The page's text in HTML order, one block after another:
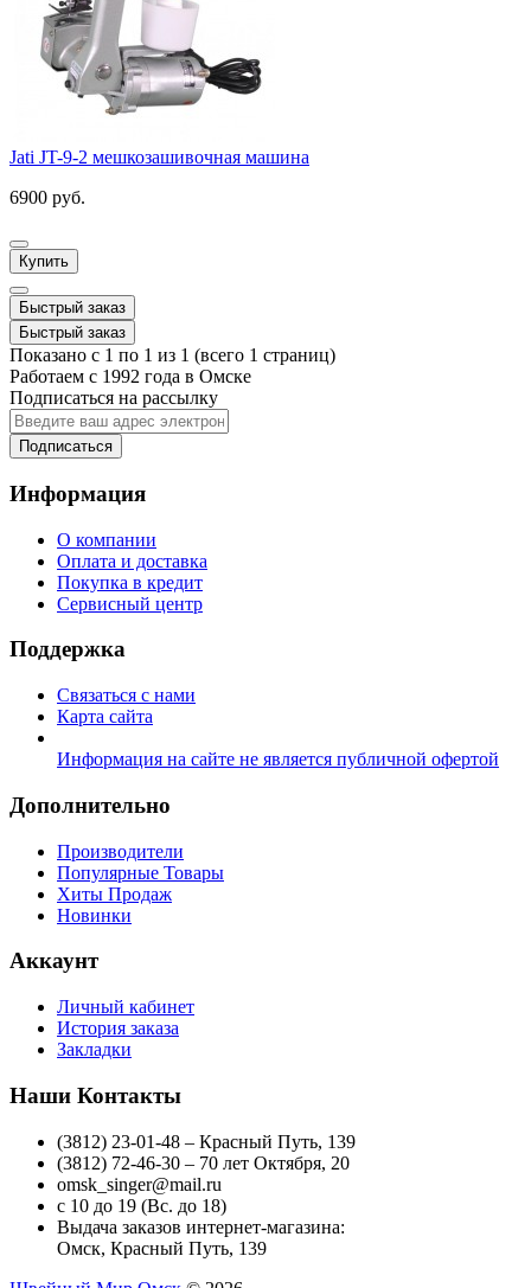
Jati JT-9-2 мешкозашивочная машина
6900 руб.
Купить
Быстрый заказ
Быстрый заказ
Показано с 1 по 1 из 1 (всего 1 страниц)
Работаем с 1992 года в Омске
Подписаться на рассылку
Подписаться
Информация
О компании
Оплата и доставка
Покупка в кредит
Сервисный центр
Поддержка
Связаться с нами
Карта сайта
Информация на сайте не является публичной офертой
Дополнительно
Производители
Популярные Товары
Хиты Продаж
Новинки
Аккаунт
Личный кабинет
История заказа
Закладки
Наши Контакты
(3812) 23-01-48 – Красный Путь, 139
(3812) 72-46-30 – 70 лет Октября, 20
omsk_singer@mail.ru
с 10 до 19 (Вс. до 18)
Выдача заказов интернет-магазина:
Омск, Красный Путь, 139